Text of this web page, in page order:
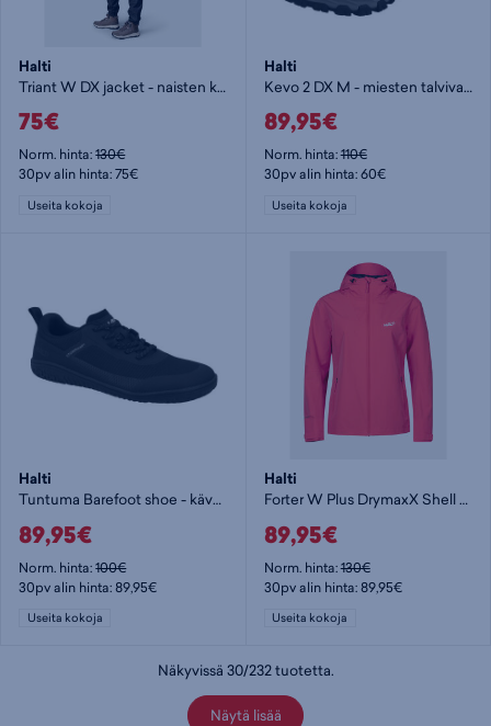
Halti
Triant W DX jacket - naisten kuoritakki
75€
Norm. hinta:130€
30pv alin hinta: 75€
Useita kokoja
Halti
Kevo 2 DX M - miesten talvivarsikengät
89,95€
Norm. hinta:110€
30pv alin hinta: 60€
Useita kokoja
Halti
Tuntuma Barefoot shoe - kävelykengät
89,95€
Norm. hinta:100€
30pv alin hinta: 89,95€
Useita kokoja
Halti
Forter W Plus DrymaxX Shell Jacket - naisten kuoritakki
89,95€
Norm. hinta:130€
30pv alin hinta: 89,95€
Useita kokoja
Näkyvissä 30/232tuotetta.
Näytä lisää